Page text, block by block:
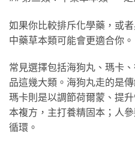
如果你比較排斥化學藥，或
中藥草本類可能會更適合你。
常見選擇包括海狗丸、瑪卡
品這幾大類。海狗丸走的是
瑪卡則是以調節荷爾蒙、提
本複方，主打養精固本；人
循環。